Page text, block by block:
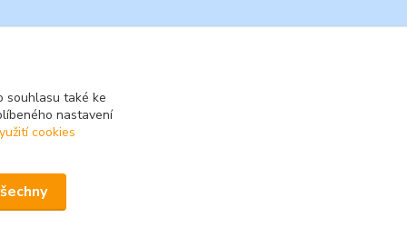
souhlasu také ke
nastavení
cookies